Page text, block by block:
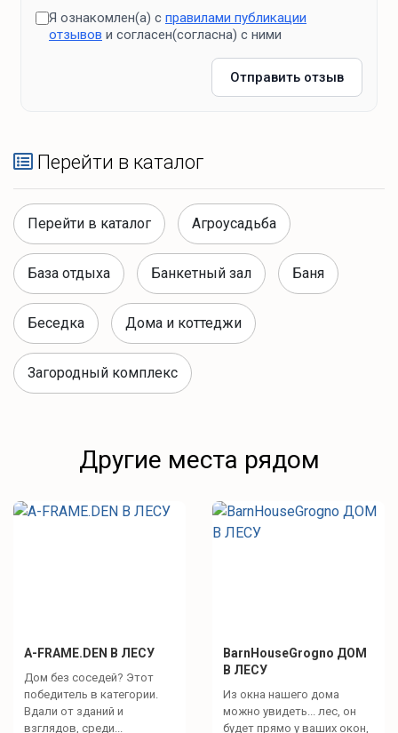
Я ознакомлен(а) с правилами публикации
отзывов и согласен(согласна) с ними
Отправить отзыв
Перейти в каталог
Перейти в каталог Агроусадьба
База отдыха Банкетный зал Баня
Беседка Дома и коттеджи
Загородный комплекс
Другие места рядом
A-FRAME.DEN В ЛЕСУ
Дом без соседей? Этот
победитель в категории.
Вдали от зданий и
взглядов, среди...
BarnHouseGrogno ДОМ
В ЛЕСУ
Из окна нашего дома
можно увидеть... лес, он
будет прямо у ваших окон,